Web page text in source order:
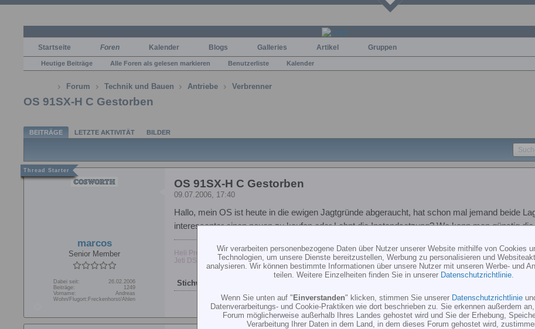
Startseite Foren Kalender Blogs Galleries Artikel Gruppen
Heutige Beiträge Alle Foren als gelesen markieren Benutzerliste Kalender
Forum Technik und Bauen Antriebe Verbrenner
OS 91SX-H C Gestorben
BEITRÄGE LETZTE AKTIVITÄT BILDER
marcos
Senior Member
Dabei seit:
26.02.2006
Beiträge:
1249
Vorname:
Andreas
Wohn/Flugort: Freckenhorst/Ahlen
OS 91SX-H C Gestorben
09.07.2006, 17:40
Hallo, mein OS ist heute in die ewigen Jagtgründe abgeraucht, hat schon mal jemand beide
interessanter einen neuen zu kaufen oder Lohnt die Instandsetzung? Wo kann man günstig
Heli Pro Alien mit 10S und 6S
Jeti DS 16
Stichworte:
Wir verarbeiten personenbezogene Daten über Nutzer unserer Website mithilfe von Cookies
Technologien, um unsere Dienste bereitzustellen, Werbung zu personalisieren und
analysieren. Wir können bestimmte Informationen über unsere Nutzer mit unseren Werbe- und
teilen. Weitere Einzelheiten finden Sie in unserer Datenschutzrichtlinie
Wenn Sie unten auf "Einverstanden" klicken, stimmen Sie unserer Datenschutzrichtlinie
Datenverarbeitungs- und Cookie-Praktiken wie dort beschrieben zu. Sie erkennen außerdem
Forum möglicherweise außerhalb Ihres Landes gehostet wird und Sie der Erhebung,
Verarbeitung Ihrer Daten in dem Land, in dem dieses Forum gehostet wird,